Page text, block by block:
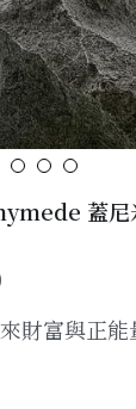
蓋尼
財富與正